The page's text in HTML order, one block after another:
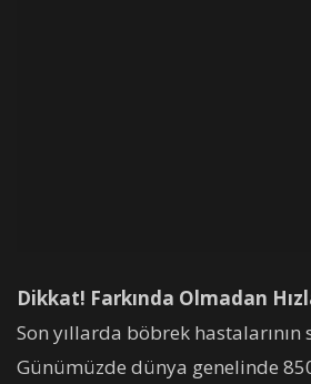
Dikkat! Farkında Olmadan
Son yıllarda böbrek hastalarının
Günümüzde dünya genelinde